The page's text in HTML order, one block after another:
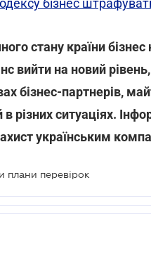
бізнес
стану країни
вийти на новий
бізнес-партнерів,
різних ситуаціях.
українським
плани перевірок